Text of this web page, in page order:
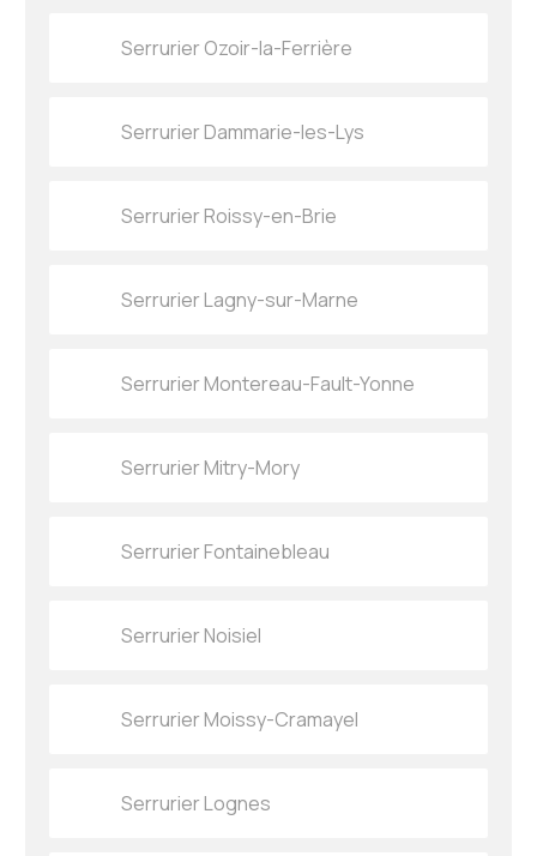
Serrurier Ozoir-la-Ferrière
Serrurier Dammarie-les-Lys
Serrurier Roissy-en-Brie
Serrurier Lagny-sur-Marne
Serrurier Montereau-Fault-Yonne
Serrurier Mitry-Mory
Serrurier Fontainebleau
Serrurier Noisiel
Serrurier Moissy-Cramayel
Serrurier Lognes